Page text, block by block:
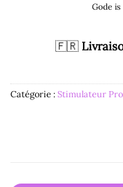
Gode is
🇫🇷
Catégorie :Stimulateur